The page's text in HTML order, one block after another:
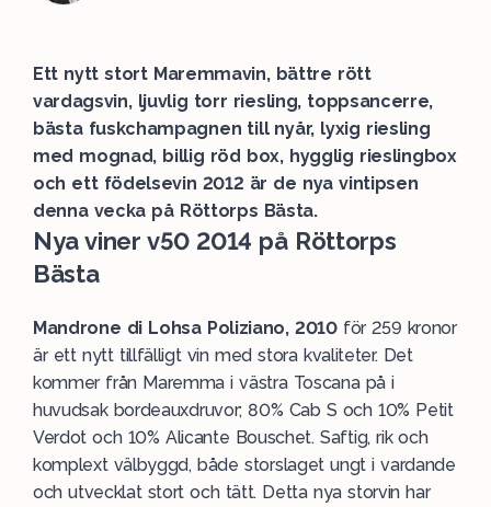
Ett nytt stort Maremmavin, bättre rött
vardagsvin, ljuvlig torr riesling, toppsancerre,
bästa fuskchampagnen till nyår, lyxig riesling
med mognad, billig röd box, hygglig rieslingbox
och ett födelsevin 2012 är de nya vintipsen
denna vecka på Röttorps Bästa.
Nya viner v50 2014 på Röttorps
Bästa
Mandrone di Lohsa Poliziano, 2010 för 259 kronor
är ett nytt tillfälligt vin med stora kvaliteter. Det
kommer från Maremma i västra Toscana på i
huvudsak bordeauxdruvor; 80% Cab S och 10% Petit
Verdot och 10% Alicante Bouschet. Saftig, rik och
komplext välbyggd, både storslaget ungt i vardande
och utvecklat stort och tätt. Detta nya storvin har